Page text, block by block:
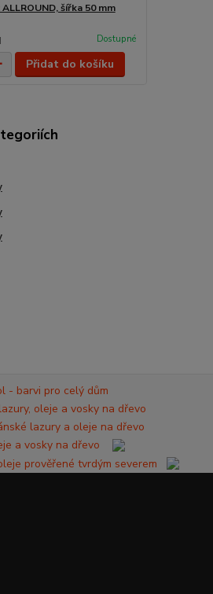
šířka 50 mm
Dostupné
Přidat do košíku